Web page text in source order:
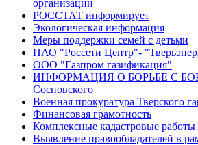
организации
РОССТАТ информирует
Экологическая информация
Меры поддержки семей с детьми
ПАО "Россети Центр"-
ООО "Газпром газификация"
ИНФОРМАЦИЯ О БОРЬБЕ С
Сосновского
Военная прокуратура Тверского
Финансовая грамотность
Комплексные кадастровые работы
Выявление правообладателей в